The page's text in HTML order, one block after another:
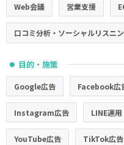
Web会議 営業支援
口コミ分析・ソーシャルリスニ
● 目的・施策
Google広告 Facebook広
Instagram広告 LINE運用
YouTube広告 TikTok広告